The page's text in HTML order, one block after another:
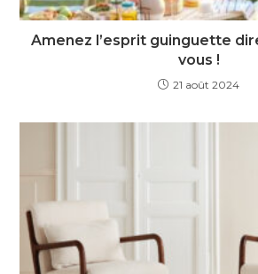
Amenez l’esprit guinguette
vous !
21 août 2024